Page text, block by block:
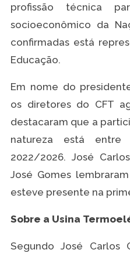
profissão técnica
socioeconômico da
confirmadas está
Educação.
Em nome do
os diretores do CFT
destacaram que a
natureza está
2022/2026. José
José Gomes
esteve presente na
Sobre a Usina
Segundo José Carlos